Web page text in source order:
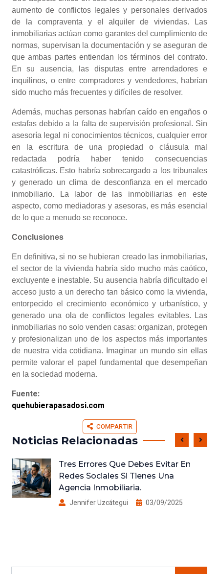
aumento de conflictos legales y personales derivados
de la compraventa y el alquiler de viviendas. Las
inmobiliarias actúan como garantes del cumplimiento de
normas, supervisan la documentación y se aseguran de
que ambas partes entiendan los términos del contrato.
En su ausencia, las disputas entre arrendadores e
inquilinos, o entre compradores y vendedores, habrían
sido mucho más frecuentes y difíciles de resolver.
Además, muchas personas habrían caído en engaños o
estafas debido a la falta de supervisión profesional. Sin
asesoría legal ni conocimientos técnicos, cualquier error
en la escritura de una propiedad o cláusula mal
redactada podría haber tenido consecuencias
catastróficas. Esto habría sobrecargado a los tribunales
y generado un clima de desconfianza en el mercado
inmobiliario. La labor de las inmobiliarias en este
aspecto, como mediadoras y asesoras, es más esencial
de lo que a menudo se reconoce.
Conclusiones
En definitiva, si no se hubieran creado las inmobiliarias,
el sector de la vivienda habría sido mucho más caótico,
excluyente e inestable. Su ausencia habría dificultado el
acceso justo a un derecho tan básico como la vivienda,
entorpecido el crecimiento económico y urbanístico, y
generado una ola de conflictos legales evitables. Las
inmobiliarias no solo venden casas: organizan, protegen
y profesionalizan uno de los aspectos más importantes
de nuestra vida cotidiana. Imaginar un mundo sin ellas
permite valorar el papel fundamental que desempeñan
en la sociedad moderna.
Fuente:
quehubierapasadosi.com
COMPARTIR
Noticias Relacionadas
Tres Errores Que Debes Evitar En
Redes Sociales Si Tienes Una
Agencia Inmobiliaria.
Jennifer Uzcátegui 03/09/2025